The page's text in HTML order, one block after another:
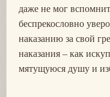
даже не мог
беспрекословно
наказанию за свой
наказания – как
мятущуюся душу и